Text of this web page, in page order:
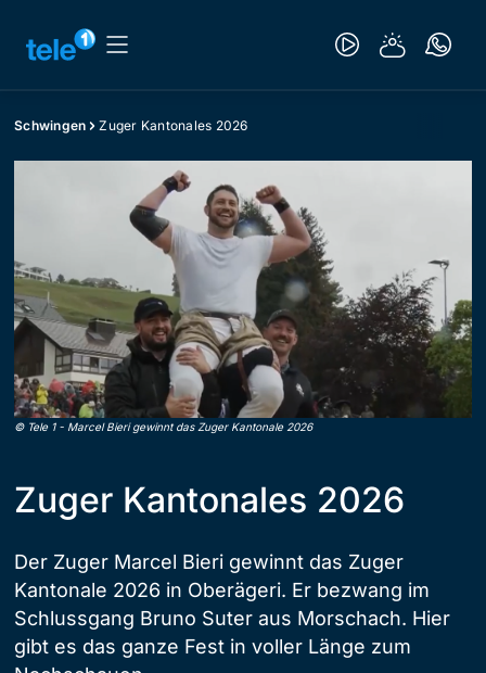
Schwingen Zuger Kantonales 2026
© Tele 1- Marcel Bieri gewinnt das Zuger Kantonale 2026
Zuger Kantonales 2026
Der Zuger Marcel Bieri gewinnt das Zuger
Kantonale 2026 in Oberägeri. Er bezwang im
Schlussgang Bruno Suter aus Morschach. Hier
gibt es das ganze Fest in voller Länge zum